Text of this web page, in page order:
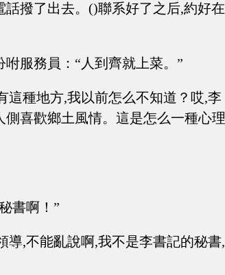
撥了出去。()聯系好了之后,約好在
服務員：“人到齊就上菜。”
這種地方,我以前怎么不知道？哎,李
喜歡鄉土風情。這是怎么一種心理
書啊！”
導,不能亂說啊,我不是李書記的秘書,